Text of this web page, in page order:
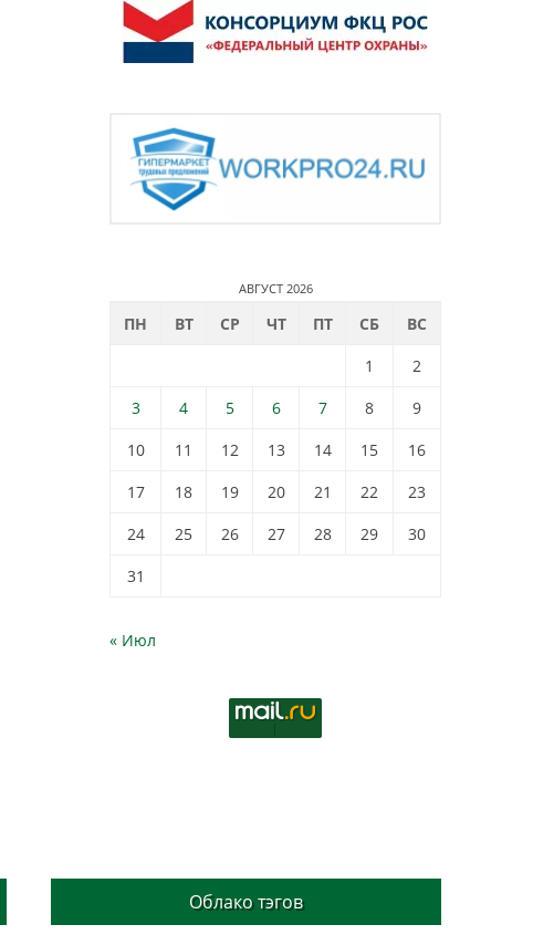
АВГУСТ 2026
ПН ВТ СР ЧТ ПТ СБ
ВС
1
2
3
4 5 6 7 8
9
10
11 12 13 14 15
16
17
18 19 20 21 22
23
24
25 26 27 28 29
30
31
« Июл
Облако тэгов